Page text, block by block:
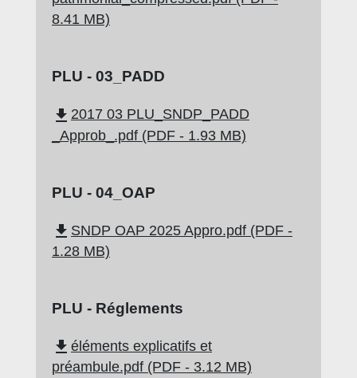
8.41 MB)
PLU - 03_PADD
file_download 2017 03 PLU_SNDP_PADD
_Approb_.pdf (PDF - 1.93 MB)
PLU - 04_OAP
file_download SNDP OAP 2025 Appro.pdf (PDF -
1.28 MB)
PLU - Réglements
file_download éléments explicatifs et
préambule.pdf (PDF - 3.12 MB)